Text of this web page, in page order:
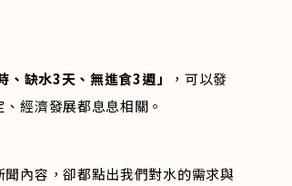
、缺水3天、無進食3週」
，可以發
經濟發展都息息相關。
內容，卻都點出我們對水的需求與